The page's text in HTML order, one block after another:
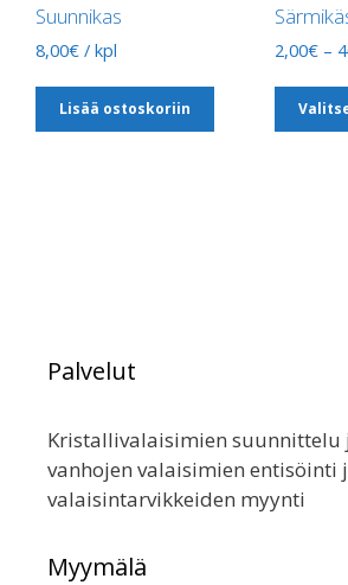
Suunnikas
8,00€ / kpl
Lisää ostoskoriin
2,00€ –
Palvelut
Kristallivalaisimien suunnittelu
vanhojen valaisimien entisöinti
valaisintarvikkeiden myynti
Myymälä